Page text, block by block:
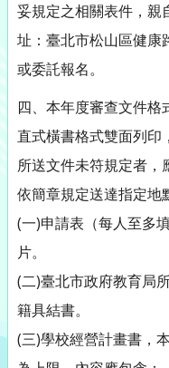
妥規定之相關表件，親
址：臺北市松山區健康
或委託報名。
四、本年度審查文件
直式橫書格式雙面列印
所送文件未符規定者，
依簡章規定送達指定地
(一)申請表（每人至多
片。
(二)臺北市政府教育局
籍具結書。
(三)學校經營計畫書，